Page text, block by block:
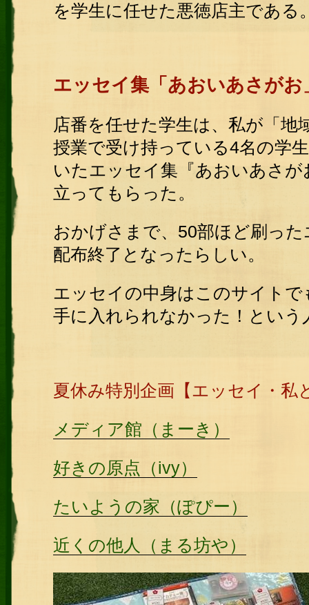
を学生に任せた悪徳店主である
エッセイ集「あおいあさがお
店番を任せた学生は、私が「
授業で受け持っている4名の学
いたエッセイ集『あおいあさ
立ってもらった。
おかげさまで、50部ほど刷っ
配布終了となったらしい。
エッセイの中身はこのサイト
手に入れられなかった！とい
夏休み特別企画【エッセイ・
メディア館（まーき）
好きの原点（ivy）
たいようの家（ぽぴー）
近くの他人（まる坊や）